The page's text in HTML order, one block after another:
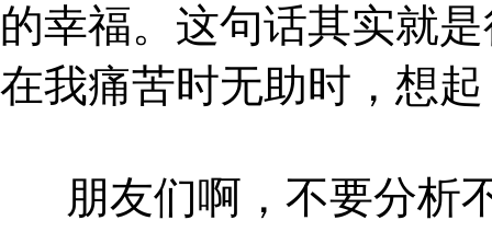
的幸福。这句话其实就
在我痛苦时无助时，想
朋友们啊，不要分析